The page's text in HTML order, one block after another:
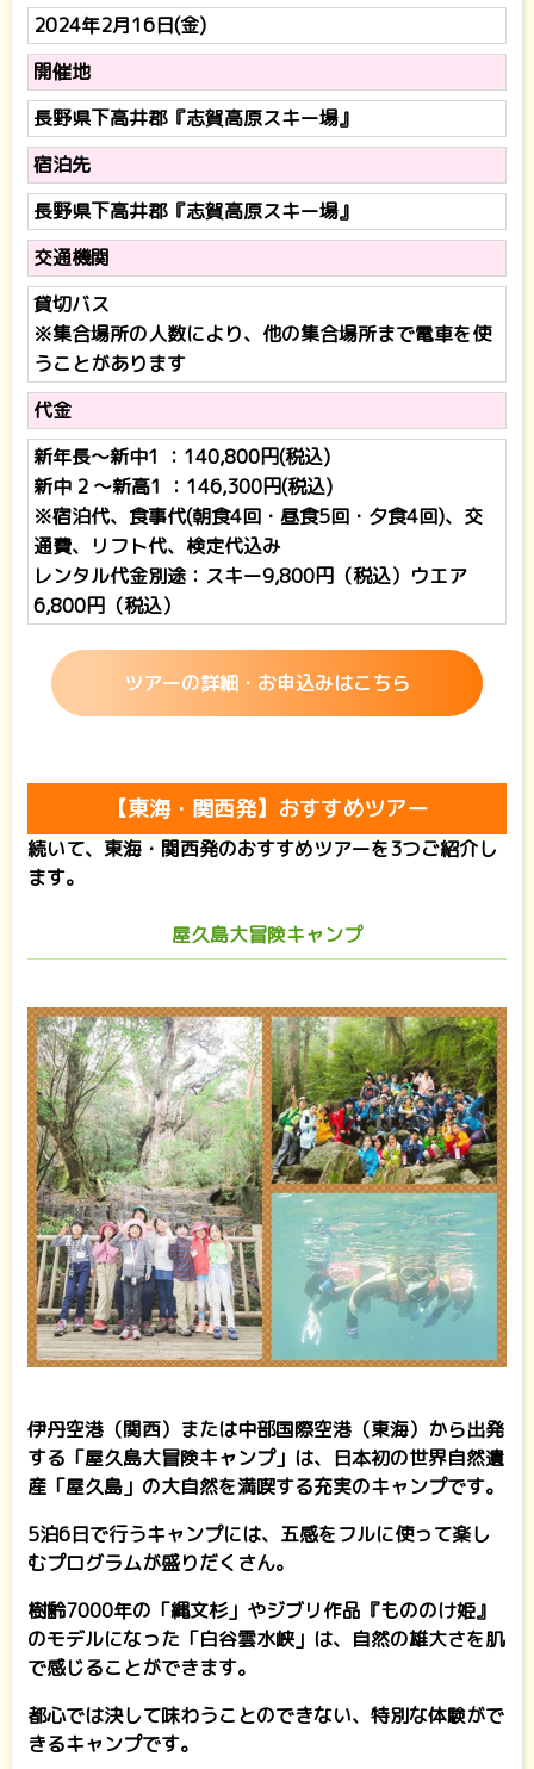
2024年2月16日(金)
開催地
長野県下高井郡『志賀高原スキー場』
宿泊先
長野県下高井郡『志賀高原スキー場』
交通機関
貸切バス
※集合場所の人数により、他の集合場所まで電車を使
うことがあります
代金
新年長～新中1 ：140,800円(税込)
新中 2 ～新高1 ：146,300円(税込)
※宿泊代、食事代(朝食4回・昼食5回・夕食4回)、交
通費、リフト代、検定代込み
レンタル代金別途：スキー9,800円（税込）ウエア
6,800円（税込）
ツアーの詳細・お申込みはこちら
【東海・関西発】おすすめツアー
続いて、東海・関西発のおすすめツアーを3つご紹介し
ます。
屋久島大冒険キャンプ
伊丹空港（関西）または中部国際空港（東海）から出発
する「屋久島大冒険キャンプ」は、日本初の世界自然遺
産「屋久島」の大自然を満喫する充実のキャンプです。
5泊6日で行うキャンプには、五感をフルに使って楽し
むプログラムが盛りだくさん。
樹齢7000年の「縄文杉」やジブリ作品『もののけ姫』
のモデルになった「白谷雲水峡」は、自然の雄大さを肌
で感じることができます。
都心では決して味わうことのできない、特別な体験がで
きるキャンプです。